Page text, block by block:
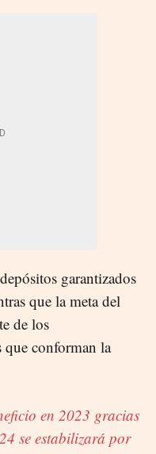
garantizados
que la meta del
de los
que conforman la
en 2023 gracias
se estabilizará por